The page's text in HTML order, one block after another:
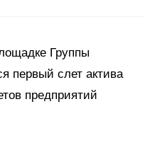
Группы
первый слет актива
предприятий